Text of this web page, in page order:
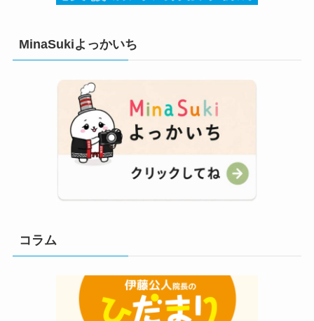
MinaSukiよっかいち
コラム